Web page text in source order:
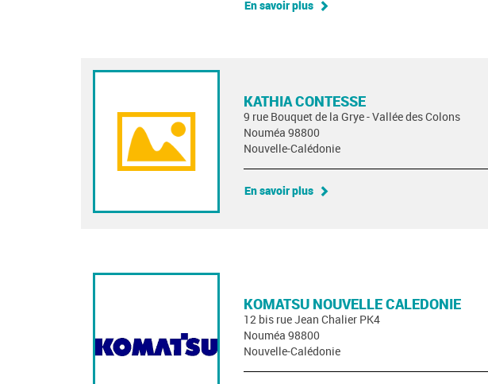
En savoir plus
KATHIA CONTESSE
9 rue Bouquet de la Grye - Vallée des Colons
Nouméa 98800
Nouvelle-Calédonie
En savoir plus
KOMATSU NOUVELLE CALEDONIE
12 bis rue Jean Chalier PK4
Nouméa 98800
Nouvelle-Calédonie